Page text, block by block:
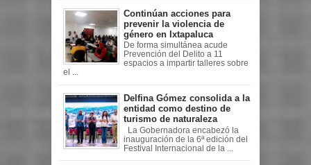
Continúan acciones para
prevenir la violencia de
género en Ixtapaluca
De forma simultánea acude
Prevención del Delito a 11
espacios a impartir talleres sobre
el ...
Delfina Gómez consolida a la
entidad como destino de
turismo de naturaleza
La Gobernadora encabezó la
inauguración de la 6ª edición del
Festival Internacional de la ...